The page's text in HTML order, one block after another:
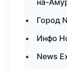
на-
Город
Инфо
News